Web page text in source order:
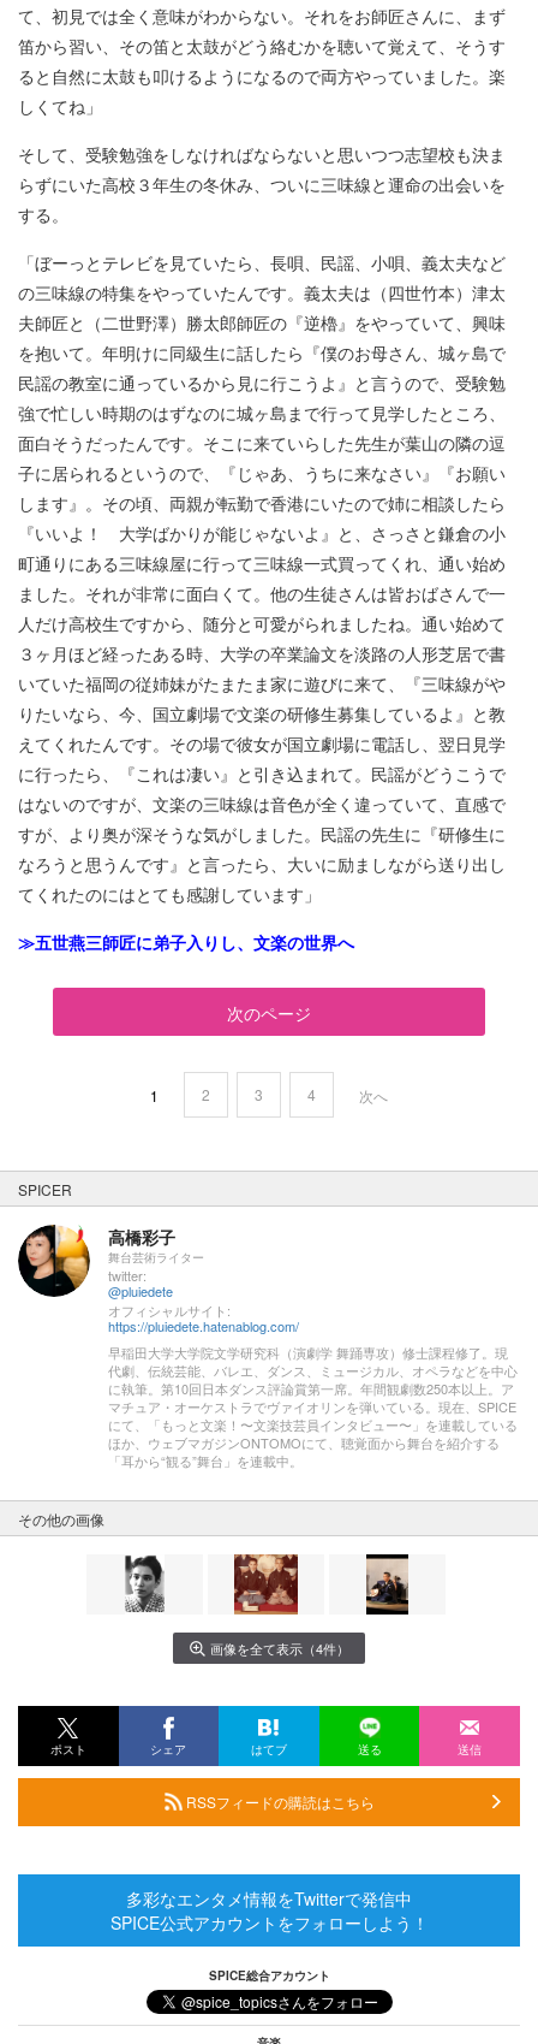
て、初見では全く意味がわからない。それをお師匠さんに、まず
笛から習い、その笛と太鼓がどう絡むかを聴いて覚えて、そうす
ると自然に太鼓も叩けるようになるので両方やっていました。楽
しくてね」
そして、受験勉強をしなければならないと思いつつ志望校も決ま
らずにいた高校３年生の冬休み、ついに三味線と運命の出会いを
する。
「ぼーっとテレビを見ていたら、長唄、民謡、小唄、義太夫など
の三味線の特集をやっていたんです。義太夫は（四世竹本）津太
夫師匠と（二世野澤）勝太郎師匠の『逆櫓』をやっていて、興味
を抱いて。年明けに同級生に話したら『僕のお母さん、城ヶ島で
民謡の教室に通っているから見に行こうよ』と言うので、受験勉
強で忙しい時期のはずなのに城ヶ島まで行って見学したところ、
面白そうだったんです。そこに来ていらした先生が葉山の隣の逗
子に居られるというので、『じゃあ、うちに来なさい』『お願い
します』。その頃、両親が転勤で香港にいたので姉に相談したら
『いいよ！ 大学ばかりが能じゃないよ』と、さっさと鎌倉の小
町通りにある三味線屋に行って三味線一式買ってくれ、通い始め
ました。それが非常に面白くて。他の生徒さんは皆おばさんで一
人だけ高校生ですから、随分と可愛がられましたね。通い始めて
３ヶ月ほど経ったある時、大学の卒業論文を淡路の人形芝居で書
いていた福岡の従姉妹がたまたま家に遊びに来て、『三味線がや
りたいなら、今、国立劇場で文楽の研修生募集しているよ』と教
えてくれたんです。その場で彼女が国立劇場に電話し、翌日見学
に行ったら、『これは凄い』と引き込まれて。民謡がどうこうで
はないのですが、文楽の三味線は音色が全く違っていて、直感で
すが、より奥が深そうな気がしました。民謡の先生に『研修生に
なろうと思うんです』と言ったら、大いに励ましながら送り出し
てくれたのにはとても感謝しています」
≫五世燕三師匠に弟子入りし、文楽の世界へ
次のページ
1 2 3 4 次へ
SPICER
高橋彩子
舞台芸術ライター
twitter:
@pluiedete
オフィシャルサイト:
https://pluiedete.hatenablog.com/
早稲田大学大学院文学研究科（演劇学 舞踊専攻）修士課程修了。現
代劇、伝統芸能、バレエ、ダンス、ミュージカル、オペラなどを中心
に執筆。第10回日本ダンス評論賞第一席。年間観劇数250本以上。ア
マチュア・オーケストラでヴァイオリンを弾いている。現在、SPICE
にて、「もっと文楽！〜文楽技芸員インタビュー〜」を連載している
ほか、ウェブマガジンONTOMOにて、聴覚面から舞台を紹介する
「耳から“観る”舞台」を連載中。
その他の画像
画像を全て表示（4件）
ポスト シェア はてブ 送る 送信
RSSフィードの購読はこちら
多彩なエンタメ情報をTwitterで発信中
SPICE公式アカウントをフォローしよう！
SPICE総合アカウント